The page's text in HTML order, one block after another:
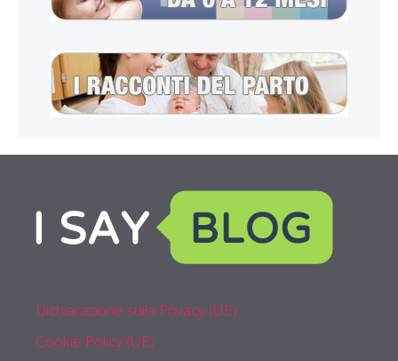
Dichiarazione sulla Privacy (UE)
Cookie Policy (UE)